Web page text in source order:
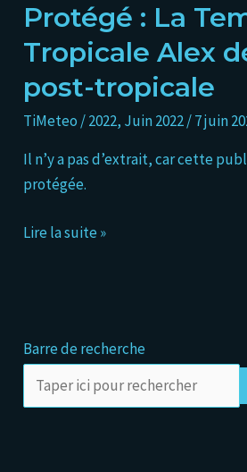
Protégé : La
Tropicale Alex
post-tropicale
TiMeteo/2022, Juin 2022/7 juin
Il n’y a pas d’extrait, car cette
protégée.
Protégé :
Tempête
Tropicale
Alex
post-
tropicale
Lire la suite »
Barre de recherche